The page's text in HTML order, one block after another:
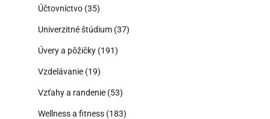
Účtovníctvo (35)
Univerzitné štúdium (37)
Úvery a pôžičky (191)
Vzdelávanie (19)
Vzťahy a randenie (53)
Wellness a fitness (183)